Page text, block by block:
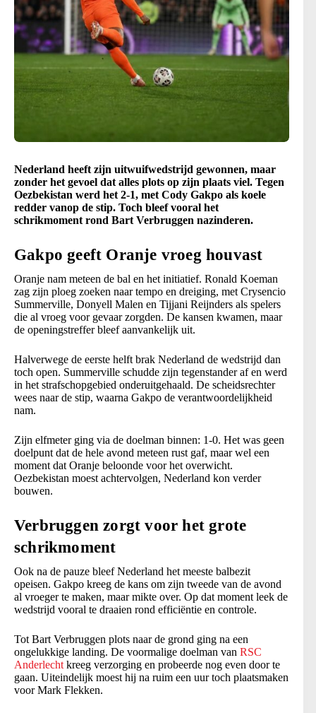
Nederland heeft zijn uitwuifwedstrijd gewonnen, maar
zonder het gevoel dat alles plots op zijn plaats viel. Tegen
Oezbekistan werd het 2-1, met Cody Gakpo als koele
redder vanop de stip. Toch bleef vooral het
schrikmoment rond Bart Verbruggen nazinderen.
Gakpo geeft Oranje vroeg houvast
Oranje nam meteen de bal en het initiatief. Ronald Koeman
zag zijn ploeg zoeken naar tempo en dreiging, met Crysencio
Summerville, Donyell Malen en Tijjani Reijnders als spelers
die al vroeg voor gevaar zorgden. De kansen kwamen, maar
de openingstreffer bleef aanvankelijk uit.
Halverwege de eerste helft brak Nederland de wedstrijd dan
toch open. Summerville schudde zijn tegenstander af en werd
in het strafschopgebied onderuitgehaald. De scheidsrechter
wees naar de stip, waarna Gakpo de verantwoordelijkheid
nam.
Zijn elfmeter ging via de doelman binnen: 1-0. Het was geen
doelpunt dat de hele avond meteen rust gaf, maar wel een
moment dat Oranje beloonde voor het overwicht.
Oezbekistan moest achtervolgen, Nederland kon verder
bouwen.
Verbruggen zorgt voor het grote
schrikmoment
Ook na de pauze bleef Nederland het meeste balbezit
opeisen. Gakpo kreeg de kans om zijn tweede van de avond
al vroeger te maken, maar mikte over. Op dat moment leek de
wedstrijd vooral te draaien rond efficiëntie en controle.
Tot Bart Verbruggen plots naar de grond ging na een
ongelukkige landing. De voormalige doelman van RSC
Anderlecht kreeg verzorging en probeerde nog even door te
gaan. Uiteindelijk moest hij na ruim een uur toch plaatsmaken
voor Mark Flekken.